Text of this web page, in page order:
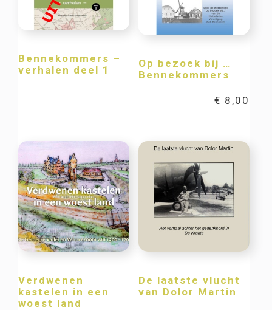
Bennekommers –
verhalen deel 1
Op bezoek bij …
Bennekommers
€ 8,00
Verdwenen
kastelen in een
woest land
De laatste vlucht
van Dolor Martin